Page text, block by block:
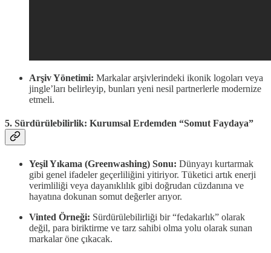
Arşiv Yönetimi: Markalar arşivlerindeki ikonik logoları veya
jingle’ları belirleyip, bunları yeni nesil partnerlerle modernize
etmeli.
5. Sürdürülebilirlik: Kurumsal Erdemden “Somut Faydaya”
Yeşil Yıkama (Greenwashing) Sonu: Dünyayı kurtarmak
gibi genel ifadeler geçerliliğini yitiriyor. Tüketici artık enerji
verimliliği veya dayanıklılık gibi doğrudan cüzdanına ve
hayatına dokunan somut değerler arıyor.
Vinted Örneği: Sürdürülebilirliği bir “fedakarlık” olarak
değil, para biriktirme ve tarz sahibi olma yolu olarak sunan
markalar öne çıkacak.